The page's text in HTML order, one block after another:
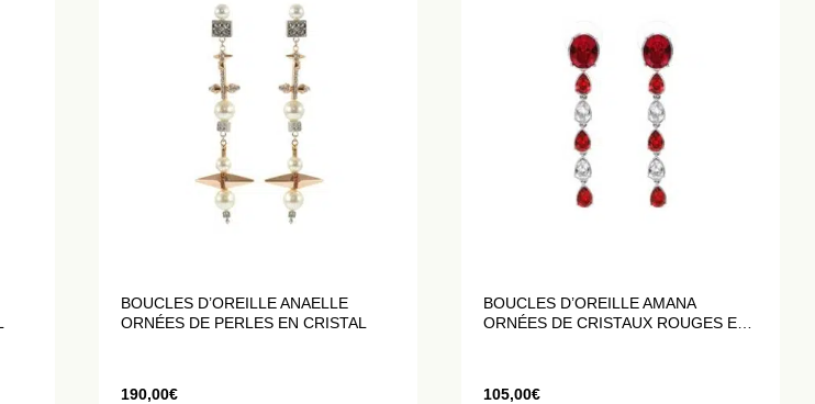
BOUCLES D’OREILLE ANAELLE
ORNÉES DE PERLES EN CRISTAL
190,00€
BOUCLES D’OREILLE AMANA
ORNÉES DE CRISTAUX ROUGES ET
105,00€